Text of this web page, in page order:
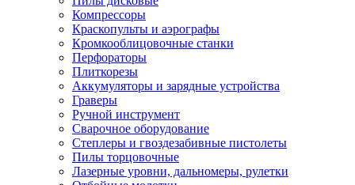
Компрессоры
Краскопульты и аэрографы
Кромкооблицовочные станки
Перфораторы
Плиткорезы
Аккумуляторы и зарядные устройства
Граверы
Ручной инструмент
Сварочное оборудование
Степлеры и гвоздезабивные пистолеты
Пилы торцовочные
Лазерные уровни, дальномеры, рулетки